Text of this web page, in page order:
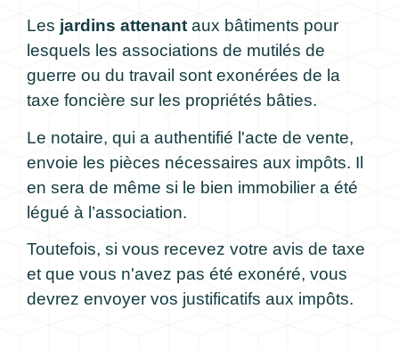
Les jardins attenant aux bâtiments pour
lesquels les associations de mutilés de
guerre ou du travail sont exonérées de la
taxe foncière sur les propriétés bâties.
Le notaire, qui a authentifié l'acte de vente,
envoie les pièces nécessaires aux impôts. Il
en sera de même si le bien immobilier a été
légué à l’association.
Toutefois, si vous recevez votre avis de taxe
et que vous n'avez pas été exonéré, vous
devrez envoyer vos justificatifs aux impôts.